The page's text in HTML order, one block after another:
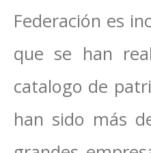
Federación es
que se han
catalogo de
han sido más